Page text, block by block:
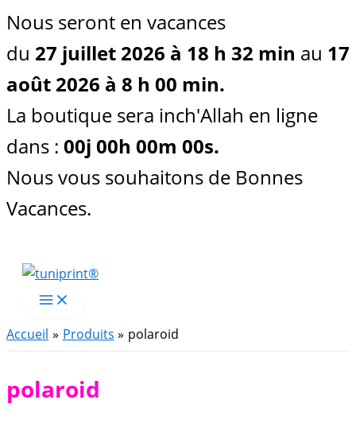
Nous seront en vacances
du 27 juillet 2026 à 18 h 32 min au 17
août 2026 à 8 h 00 min.
La boutique sera inch'Allah en ligne
dans : 00j 00h 00m 00s.
Nous vous souhaitons de Bonnes
Vacances.
Aller
Accueil
Produits polaroid
polaroid